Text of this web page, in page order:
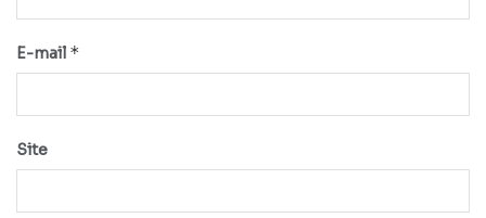
E-mail *
Site